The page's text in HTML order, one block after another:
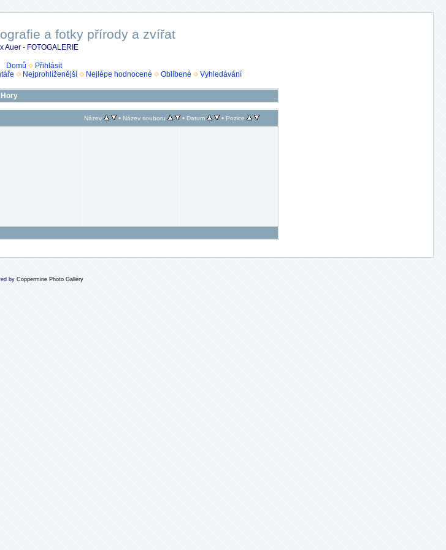
a fotky přírody a zvířat
Auer - FOTOGALERIE
Domů
Přihlásit
Nejprohlíženější Nejlépe hodnocené Oblíbené Vyhledávání
Název • Název souboru • Datum • Pozice
by Coppermine Photo Gallery